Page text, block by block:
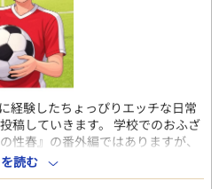
経験したちょっぴりエッチな日常
稿していきます。 学校でのおふざ
春』の番外編ではありますが、
んでいない方も是非ご覧くださ
読む